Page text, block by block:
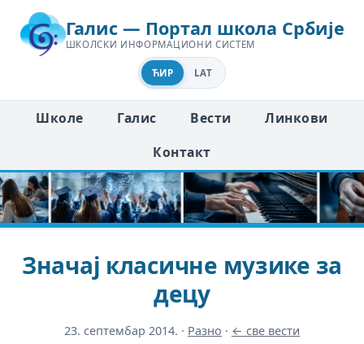
Галис — Портал школа Србије
ШКОЛСКИ ИНФОРМАЦИОНИ СИСТЕМ
ЋИР LAT
Школе Галис Вести
Линкови
Контакт
Значај класичне музике за
децу
23. септембар 2014. · Разно · ← све вести